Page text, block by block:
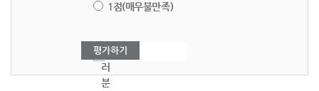
1점(매우불만족)
여
러
분